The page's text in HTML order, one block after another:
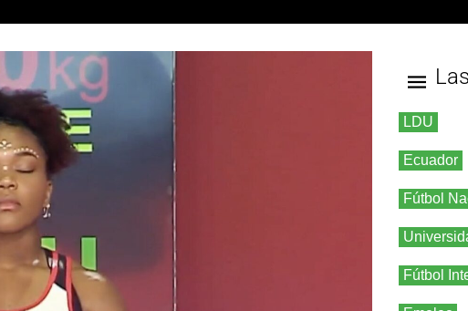
LDU
Ecuador
Fútbol
Fútbol